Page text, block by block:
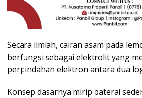
Secara ilmiah, cairan asam pada
berfungsi sebagai elektrolit yang
perpindahan elektron antara dua
Konsep dasarnya mirip baterai